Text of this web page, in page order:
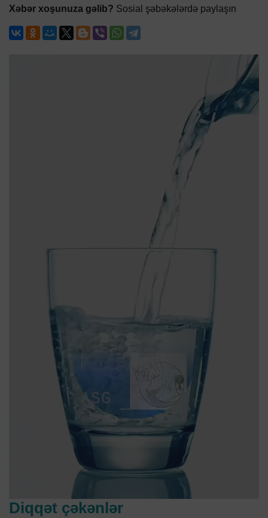
Xəbər xoşunuza gəlib? Sosial şəbəkələrdə paylaşın
Diqqət çəkənlər